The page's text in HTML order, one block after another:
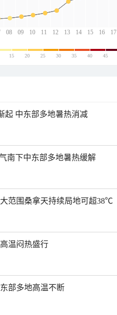
08 09 10 11 12 13 14 15 16 17
15 20 25 30 35 40 45
起 中东部多地暑热消减
南下中东部多地暑热缓解
范围桑拿天持续局地可超38℃
温闷热盛行
部多地高温不断